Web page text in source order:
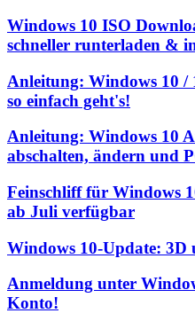
Windows 10 ISO
schneller runterladen &
Anleitung: Windows 10 /
so einfach geht's!
Anleitung: Windows 10
abschalten, ändern und
Feinschliff für Windows
ab Juli verfügbar
Windows 10-Update: 3D
Anmeldung unter
Konto!